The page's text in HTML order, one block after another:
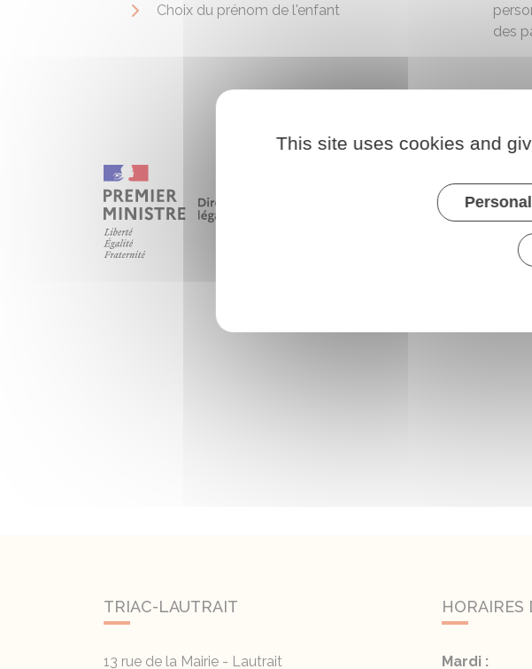
Choix du prénom de l'enfant
des
TRIAC-LAUTRAIT
13 rue de la Mairie - Lautrait
HORAIRES
Mardi :
This site uses cookies and